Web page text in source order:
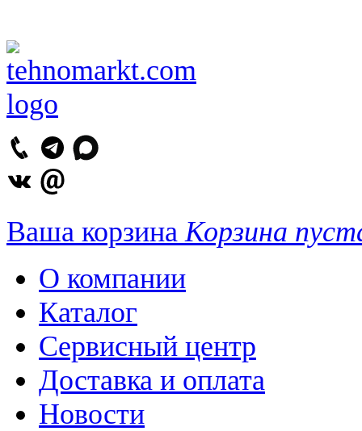
Ваша корзина Корзина
О компании
Каталог
Сервисный центр
Доставка и оплата
Новости